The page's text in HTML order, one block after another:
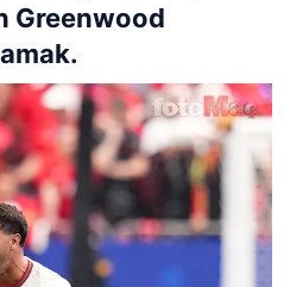
Greenwood